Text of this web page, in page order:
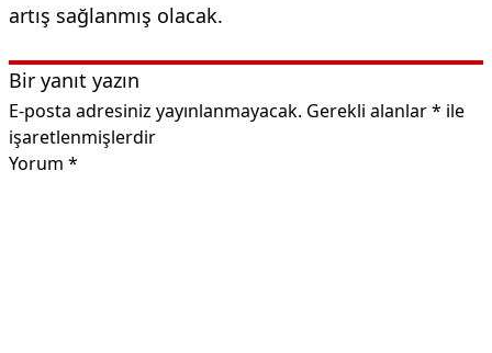
artış sağlanmış olacak.
Bir yanıt yazın
E-posta adresiniz yayınlanmayacak. Gerekli alanlar* ile
işaretlenmişlerdir
Yorum *